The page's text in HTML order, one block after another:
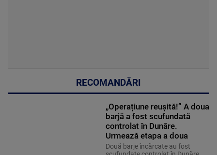
RECOMANDĂRI
„Operațiune reușită!” A doua
barjă a fost scufundată
controlat în Dunăre.
Urmează etapa a doua
Două barje încărcate au fost